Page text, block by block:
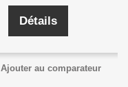
Détails
Ajouter au comparateur